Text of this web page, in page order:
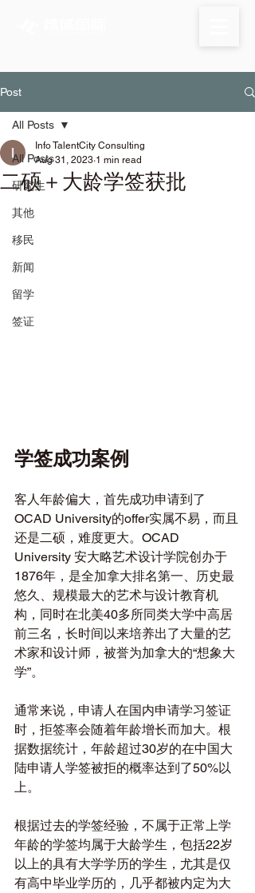
Post
All Posts
研究生
其他
移民
新闻
留学
签证
All Posts
二硕＋大龄学签获批
Info TalentCity Consulting
Aug 31, 2023 1 min read
学签成功案例
客人年龄偏大，首先成功申请到了
OCAD University的offer实属不易，而且
还是二硕，难度更大。OCAD
University 安大略艺术设计学院创办于
1876年，是全加拿大排名第一、历史最
悠久、规模最大的艺术与设计教育机
构，同时在北美40多所同类大学中高居
前三名，长时间以来培养出了大量的艺
术家和设计师，被誉为加拿大的“想象大
学”。
通常来说，申请人在国内申请学习签证
时，拒签率会随着年龄增长而加大。根
据数据统计，年龄超过30岁的在中国大
陆申请人学签被拒的概率达到了50%以
上。
根据过去的学签经验，不属于正常上学
年龄的学签均属于大龄学生，包括22岁
以上的具有大学学历的学生，尤其是仅
有高中毕业学历的，几乎都被内定为大